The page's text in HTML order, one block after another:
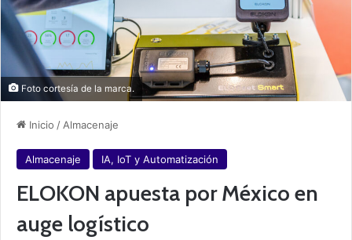
Foto cortesía de la marca.
Inicio / Almacenaje
Almacenaje IA, IoT y Automatización
ELOKON apuesta por México en
auge logístico